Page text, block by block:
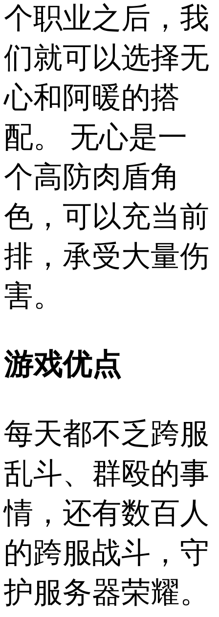
个职业之后，我
们就可以选择无
心和阿暖的搭
配。 无心是一
个高防肉盾角
色，可以充当前
排，承受大量伤
害。
游戏优点
每天都不乏跨服
乱斗、群殴的事
情，还有数百人
的跨服战斗，守
护服务器荣耀。